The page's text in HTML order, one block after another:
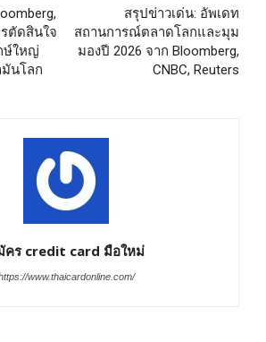
รตัดสินใจ
ษ์ใหญ่
มันโลก
สรุปข่าวเด่น: อัพเดท
สถานการณ์ตลาดโลกและมุม
มองปี 2026 จาก Bloomberg,
CNBC, Reuters
คร credit card มือใหม่
www.thaicardonline.com/